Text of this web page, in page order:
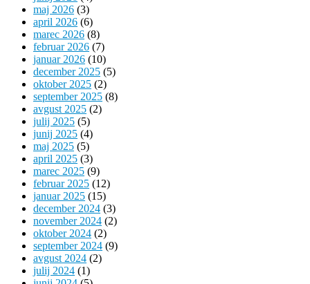
maj 2026 (3)
april 2026 (6)
marec 2026 (8)
februar 2026 (7)
januar 2026 (10)
december 2025 (5)
oktober 2025 (2)
september 2025 (8)
avgust 2025 (2)
julij 2025 (5)
junij 2025 (4)
maj 2025 (5)
april 2025 (3)
marec 2025 (9)
februar 2025 (12)
januar 2025 (15)
december 2024 (3)
november 2024 (2)
oktober 2024 (2)
september 2024 (9)
avgust 2024 (2)
julij 2024 (1)